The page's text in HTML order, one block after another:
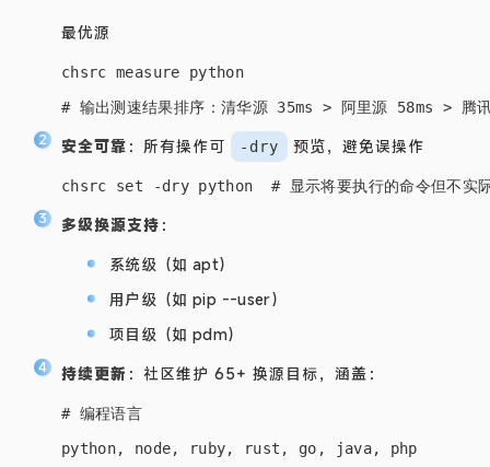
最优源
chsrc measure python
安全可靠 ：所有操作可 -dry 预览，避免误操作
多级换源支持 ：
系统级（如 apt）
用户级（如 pip --user）
项目级（如 pdm）
持续更新 ：社区维护 65+ 换源目标，涵盖：
# 编程语言
python, node, ruby, rust, go, java, php